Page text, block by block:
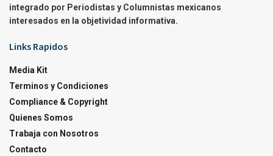
integrado por Periodistas y Columnistas mexicanos
interesados en la objetividad informativa.
Links Rapidos
Media Kit
Terminos y Condiciones
Compliance & Copyright
Quienes Somos
Trabaja con Nosotros
Contacto